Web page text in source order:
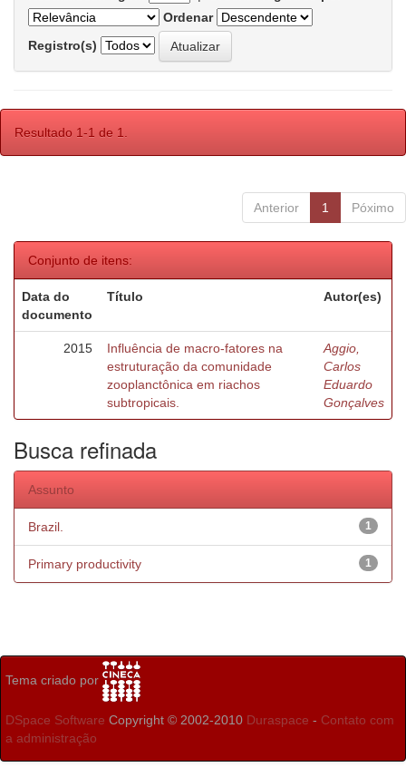
Ordenar
Registro(s)
Resultado 1-1 de 1.
Anterior 1 Póximo
Conjunto de itens:
Data do
documento
Título Autor(es)
2015
Influência de macro-fatores na
estruturação da comunidade
zooplanctônica em riachos
subtropicais.
Aggio,
Carlos
Eduardo
Gonçalves
Busca refinada
Assunto
1
Brazil.
1
Primary productivity
Tema criado por
DSpace Software Copyright © 2002-2010 Duraspace - Contato com
a administração